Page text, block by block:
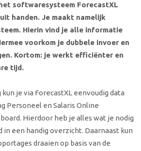
softwaresysteem ForecastXL
handen. Je maakt namelijk
Hierin vind je alle informatie
voorkom je dubbele invoer en
Kortom: je werkt efficiënter en
tijd.
je via ForecastXL eenvoudig data
Personeel en Salaris Online
Hierdoor heb je alles wat je nodig
in een handig overzicht. Daarnaast kun
draaien op basis van de